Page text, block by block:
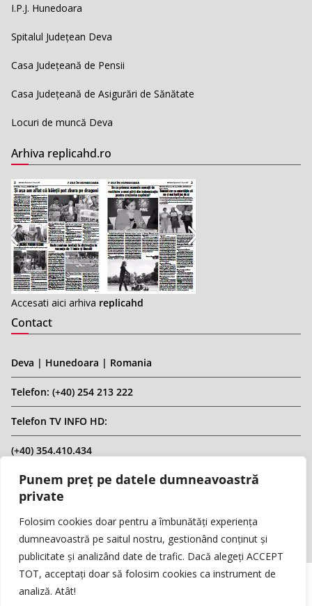
Punem preț pe datele dumneavoastră
private
Folosim cookies doar pentru a îmbunătăți experiența
dumneavoastră pe saitul nostru, gestionând conținut și
publicitate și analizând date de trafic. Dacă alegeți ACCEPT
TOT, acceptați doar să folosim cookies ca instrument de
analiză. Atât!
I.P.J. Hunedoara
Spitalul Județean Deva
Casa Județeană de Pensii
Casa Județeană de Asigurări de Sănătate
Locuri de muncă Deva
Arhiva replicahd.ro
Accesati aici arhiva replicahd
Contact
Deva | Hunedoara | Romania
Telefon: (+40) 254 213 222
Telefon TV INFO HD:
(+40) 354.410.434
Email: infohd20@gmail.com
Website: www.replicahd.ro